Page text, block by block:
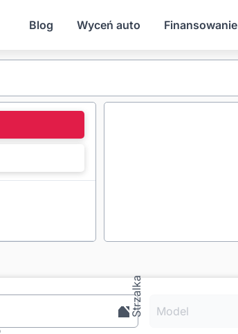
Blog Wyceń auto Finansowanie
Model